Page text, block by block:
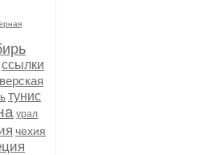
ссылки
тунис
урал
чехия